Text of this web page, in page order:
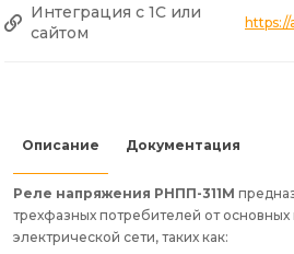
Интеграция с 1С или
сайтом
Описание Документация
Реле напряжения РНПП-311М
трехфазных потребителей от основных
электрической сети, таких как: